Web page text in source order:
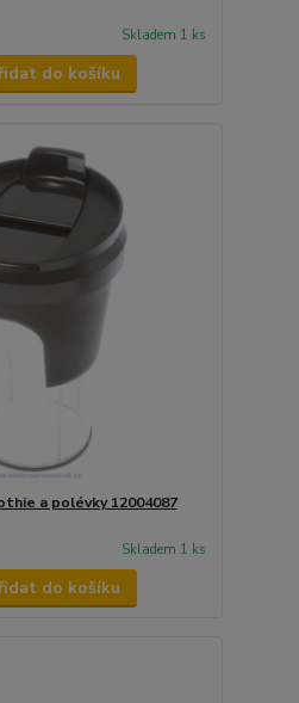
Skladem 1 ks
do košíku
a polévky 12004087
Skladem 1 ks
do košíku